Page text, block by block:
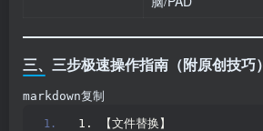
三、三步极速操作指南（附原创技巧）
markdown复制
1. 【文件替换】